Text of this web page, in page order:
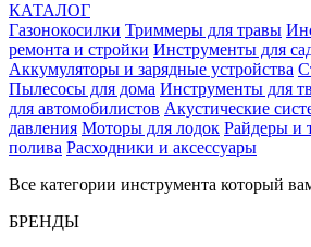
КАТАЛОГ
Газонокосилки Триммеры для травы
ремонта и стройки Инструменты для
Аккумуляторы и зарядные устройства
Пылесосы для дома Инструменты для
для автомобилистов Акустические
давления Моторы для лодок Райдеры и
полива Расходники и аксессуары
Все категории инструмента который
БРЕНДЫ